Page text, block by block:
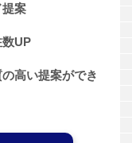
案
数UP
高い提案ができ